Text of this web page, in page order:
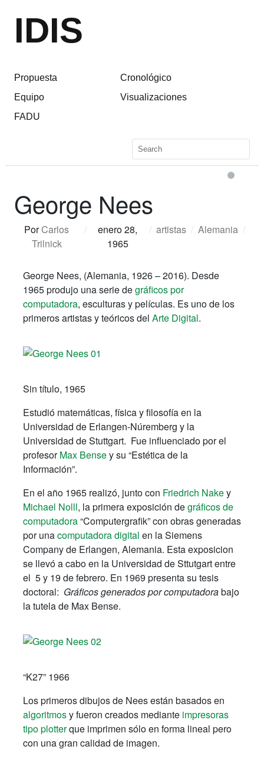
IDIS
Propuesta
Equipo
FADU
Cronológico
Visualizaciones
George Nees
PorCarlos
Trilnick
/
enero 28,
1965
/ artistas / Alemania /
George Nees, (Alemania, 1926 – 2016). Desde
1965 produjo una serie degráficos por
computadora, esculturas y películas. Es uno de los
primeros artistas y teóricos del Arte Digital.
Sin título, 1965
Estudió matemáticas, física y filosofía en la
Universidad de Erlangen-Núremberg y la
Universidad de Stuttgart. Fue influenciado por el
profesorMax Bensey su “Estética de la
Información”.
En el año 1965 realizó, junto con Friedrich Nakey
Michael Nolll, la primera exposición degráficos de
computadora“Computergrafik” con obras generadas
por unacomputadora digital en la Siemens
Company de Erlangen, Alemania. Esta exposicion
se llevó a cabo en la Universidad de Sttutgart entre
el 5 y 19 de febrero. En 1969 presenta su tesis
doctoral: Gráficos generados por computadorabajo
la tutela de Max Bense.
“K27” 1966
Los primeros dibujos de Nees están basados en
algoritmosy fueron creados mediante impresoras
tipo plotterque imprimen sólo en forma lineal pero
con una gran calidad de imagen.